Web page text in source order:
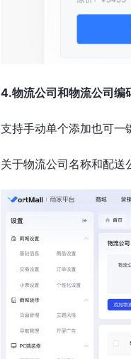
4.物流公司和物流公司编
支持手动单个添加也可一
关于物流公司名称和配送